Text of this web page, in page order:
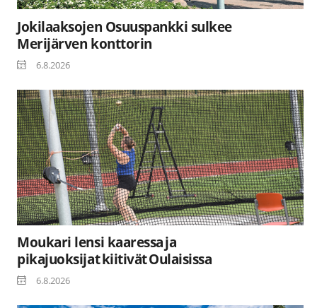
Jokilaaksojen Osuuspankki sulkee
Merijärven konttorin
6.8.2026
Moukari lensi kaaressa ja
pikajuoksijat kiitivät Oulaisissa
6.8.2026